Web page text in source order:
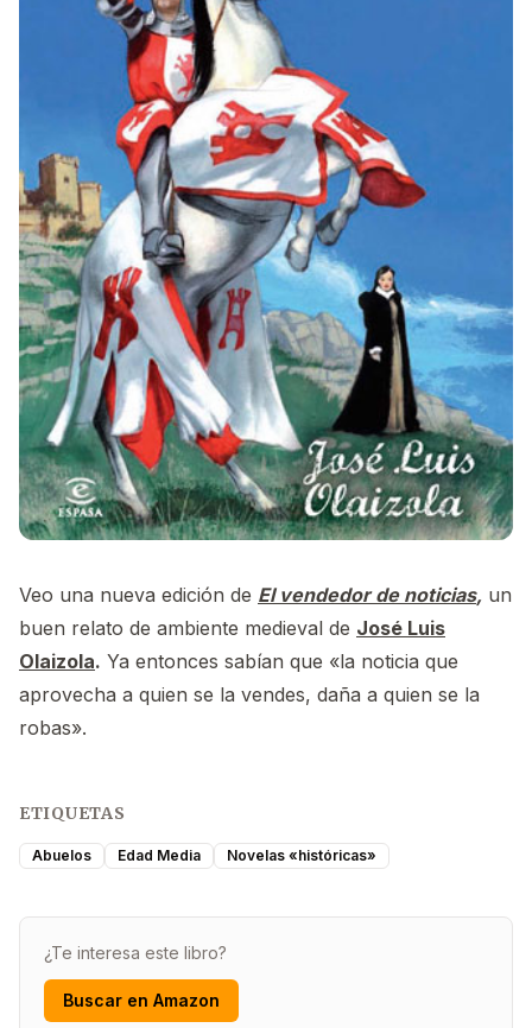
Veo una nueva edición de El vendedor de noticias, un
buen relato de ambiente medieval de José Luis
Olaizola. Ya entonces sabían que «la noticia que
aprovecha a quien se la vendes, daña a quien se la
robas».
ETIQUETAS
Abuelos Edad Media Novelas «históricas»
¿Te interesa este libro?
Buscar en Amazon